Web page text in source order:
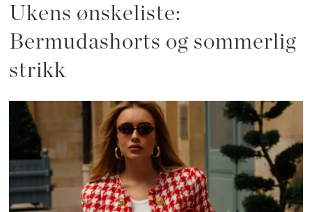
Ukens ønskeliste:
Bermudashorts og sommerlig
strikk